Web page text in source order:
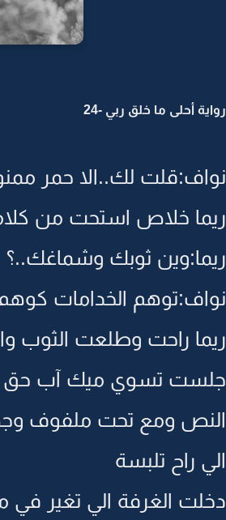
رواية أحلى ما خلق ربي -24
نواف:قلت لك..الا حمر
ريما خلاص استحت من
ريما:وين ثوبك وشماغك..؟
نواف:توهم الخدامات
ريما راحت وطلعت الثوب
جلست تسوي ميك آب حق
النص ومع تحت ملفوف
الي راح تلبسة
دخلت الغرفة الي تغير في